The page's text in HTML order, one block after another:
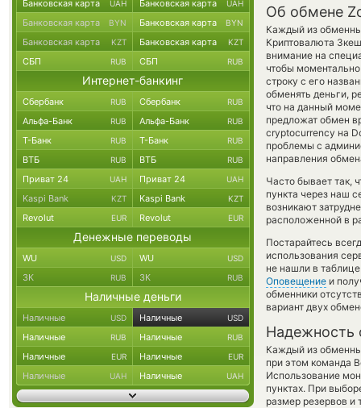
Об обмене
Каждый из
Криптовалюта
внимание на
чтобы
строку с его
обменять деньги,
что на данный
предложат обмен
cryptocurrency на
проблемы с
направления
Часто бывает так,
пункта через наш
возникают
расположенной в
Постарайтесь
использования
не нашли в
Оповещение и
обменники
вариант двух
Надежность
Каждый из
при этом команда
Использование
пунктах. При
размер резервов и
Банковская карта UAH Банковская карта UAH
Банковская карта BYN Банковская карта BYN
Банковская карта KZT Банковская карта KZT
СБП RUB СБП RUB
Интернет-банкинг
Сбербанк RUB Сбербанк RUB
Альфа-Банк RUB Альфа-Банк RUB
Т-Банк RUB Т-Банк RUB
ВТБ RUB ВТБ RUB
Приват 24 UAH Приват 24 UAH
Kaspi Bank KZT Kaspi Bank KZT
Revolut EUR Revolut EUR
Денежные переводы
WU USD WU USD
ЗК RUB ЗК RUB
Наличные деньги
Наличные USD Наличные USD
Наличные RUB Наличные RUB
Наличные EUR Наличные EUR
Наличные UAH Наличные UAH